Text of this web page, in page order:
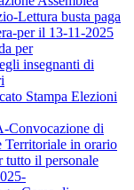
Lettura busta paga
per il 13-11-2025
per
insegnanti di
Stampa Elezioni
di
Territoriale in orario
tutto il personale